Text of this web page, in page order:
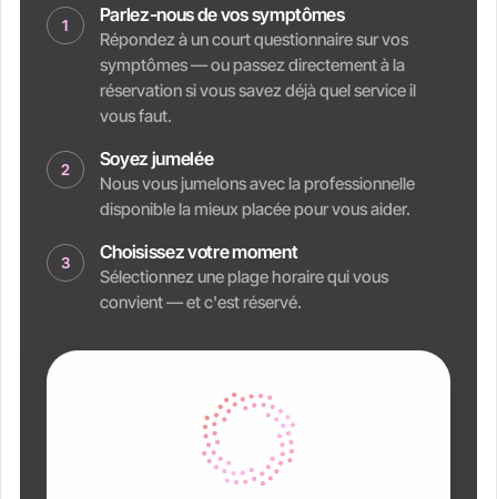
1 Parlez-nous de vos symptômes
Répondez à un court questionnaire sur vos
symptômes — ou passez directement à la
réservation si vous savez déjà quel service il
vous faut.
2 Soyez jumelée
Nous vous jumelons avec la professionnelle
disponible la mieux placée pour vous aider.
3 Choisissez votre moment
Sélectionnez une plage horaire qui vous
convient — et c'est réservé.